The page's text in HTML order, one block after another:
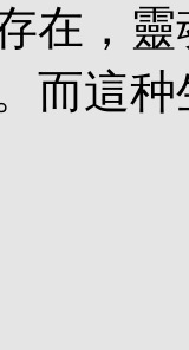
在，
而這